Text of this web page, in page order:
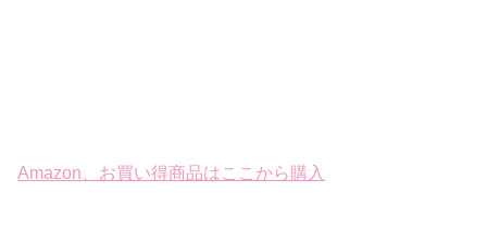
Amazon、お買い得商品はここから購入